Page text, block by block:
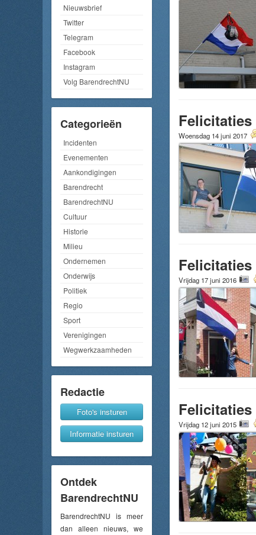
Nieuwsbrief
Twitter
Telegram
Facebook
Instagram
Volg BarendrechtNU
Categorieën
Incidenten
Evenementen
Aankondigingen
Barendrecht
BarendrechtNU
Cultuur
Historie
Milieu
Ondernemen
Onderwijs
Politiek
Regio
Sport
Verenigingen
Wegwerkzaamheden
Redactie
Foto's insturen
Informatie insturen
Ontdek
BarendrechtNU
BarendrechtNU is meer
dan alleen nieuws, we
Woensdag 14 juni 2017
Vrijdag 17 juni 2016
Vrijdag 12 juni 2015